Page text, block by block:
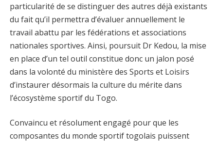
particularité de se distinguer des autres déjà existants
du fait qu’il permettra d’évaluer annuellement le
travail abattu par les fédérations et associations
nationales sportives. Ainsi, poursuit Dr Kedou, la mise
en place d’un tel outil constitue donc un jalon posé
dans la volonté du ministère des Sports et Loisirs
d’instaurer désormais la culture du mérite dans
l’écosystème sportif du Togo.
Convaincu et résolument engagé pour que les
composantes du monde sportif togolais puissent